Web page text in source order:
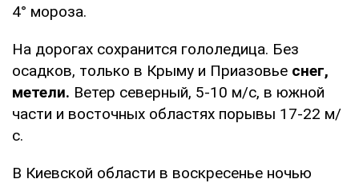
4° мороза.
На дорогах сохранится гололедица. Без
осадков, только в Крыму и Приазовье снег,
метели. Ветер северный, 5-10 м/с, в южной
части и восточных областях порывы 17-22 м/
с.
В Киевской области в воскресенье ночью